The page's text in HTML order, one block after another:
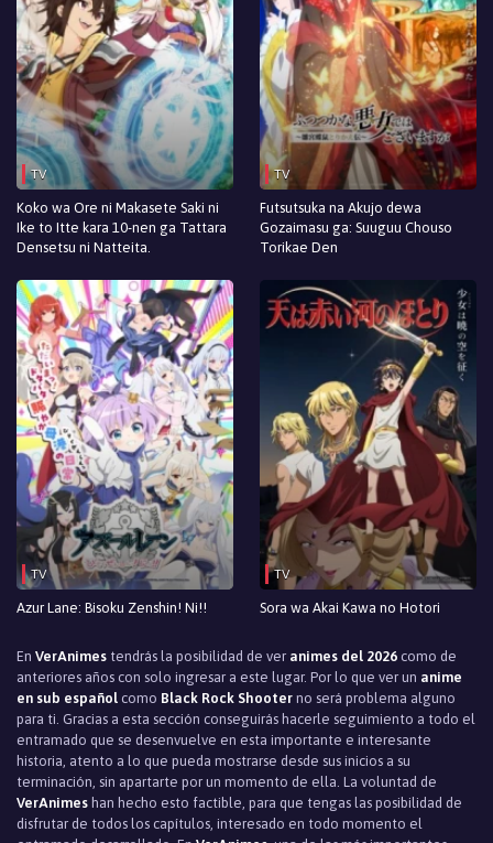
TV
Koko wa Ore ni Makasete Saki ni
Ike to Itte kara 10-nen ga Tattara
Densetsu ni Natteita.
TV
Futsutsuka na Akujo dewa
Gozaimasu ga: Suuguu Chouso
Torikae Den
TV
Azur Lane: Bisoku Zenshin! Ni!!
TV
Sora wa Akai Kawa no Hotori
En VerAnimes tendrás la posibilidad de ver animes del 2026 como de
anteriores años con solo ingresar a este lugar. Por lo que ver un anime
en sub español como Black Rock Shooter no será problema alguno
para ti. Gracias a esta sección conseguirás hacerle seguimiento a todo el
entramado que se desenvuelve en esta importante e interesante
historia, atento a lo que pueda mostrarse desde sus inicios a su
terminación, sin apartarte por un momento de ella. La voluntad de
VerAnimes han hecho esto factible, para que tengas las posibilidad de
disfrutar de todos los capítulos, interesado en todo momento el